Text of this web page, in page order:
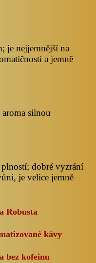
je nejjemnější na
a jemně
silnou
dobré vyzrání
je velice jemně
Robusta
kávy
bez kofeinu